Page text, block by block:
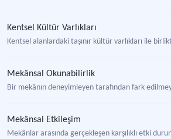
Kentsel Kültür Varlıkları
Kentsel alanlardaki taşınır kültür varlıkları ile
Mekânsal Okunabilirlik
Bir mekânın deneyimleyen tarafından fark
Mekânsal Etkileşim
Mekânlar arasında gerçekleşen karşılıklı etki